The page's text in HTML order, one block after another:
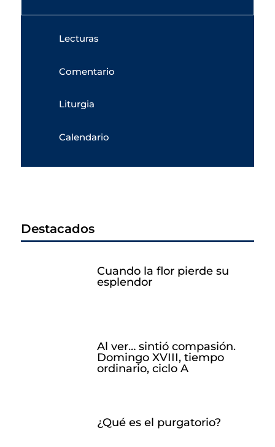
Lecturas
Comentario
Liturgia
Calendario
Destacados
Cuando la flor pierde su
esplendor
Al ver… sintió compasión.
Domingo XVIII, tiempo
ordinario, ciclo A
¿Qué es el purgatorio?